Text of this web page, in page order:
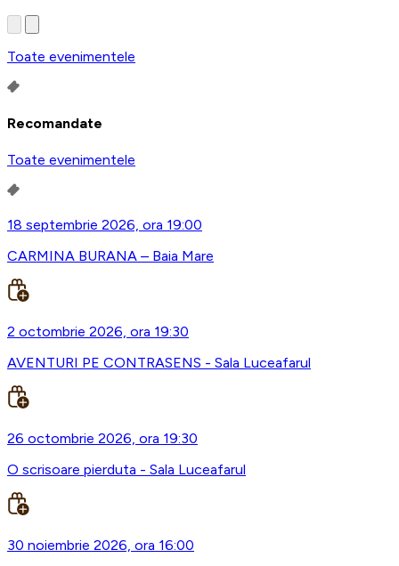
Toate evenimentele
Recomandate
Toate evenimentele
18 septembrie 2026, ora 19:00
CARMINA BURANA – Baia Mare
2 octombrie 2026, ora 19:30
AVENTURI PE CONTRASENS - Sala Luceafarul
26 octombrie 2026, ora 19:30
O scrisoare pierduta - Sala Luceafarul
30 noiembrie 2026, ora 16:00